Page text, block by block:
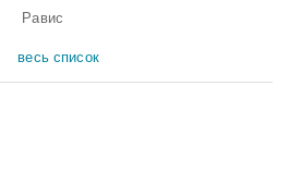
Равис
весь список